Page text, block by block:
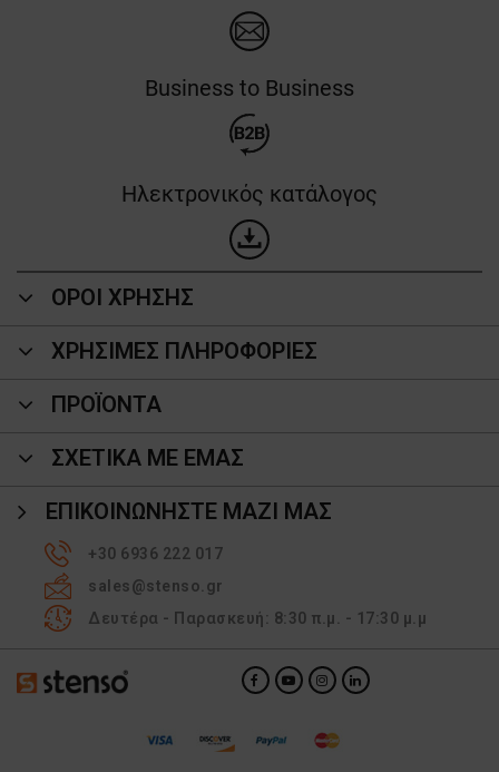
Business to Business
Ηλεκτρονικός κατάλογος
ΟΡΟΙ ΧΡΗΣΗΣ
ΧΡΗΣΙΜΕΣ ΠΛΗΡΟΦΟΡΙΕΣ
ΠΡΟΪΌΝΤΑ
ΣΧΕΤΙΚΑ ΜΕ ΕΜΑΣ
ΕΠΙΚΟΙΝΩΝΉΣΤΕ ΜΑΖΊ ΜΑΣ
+30 6936 222 017
sales@stenso.gr
Δευτέρα - Παρασκευή: 8:30 π.μ. - 17:30 μ.μ